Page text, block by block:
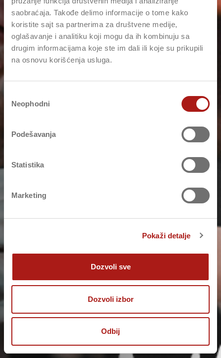
saobraćaja. Takođe delimo informacije o tome kako
koristite sajt sa partnerima za društvene medije,
oglašavanje i analitiku koji mogu da ih kombinuju sa
drugim informacijama koje ste im dali ili koje su prikupili
na osnovu korišćenja usluga.
сагласности
Neophodni
Podešavanja
Statistika
Marketing
Pokaži detalje
Dozvoli sve
Dozvoli izbor
Odbij